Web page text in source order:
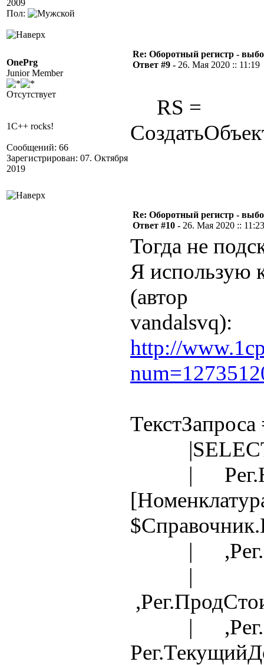
2009
Пол:
OnePrg
Junior Member
Отсутствует
1C++ rocks!
Сообщений: 66
Зарегистрирован: 07. Октября
2019
Re: Оборотный регистр -
Ответ #9 - 26. Мая 2020 :: 11:19
RS =
Re: Оборотный регистр -
Ответ #10 - 26. Мая 2020 :: 11:23
Тогда не
Я использую
(автор
vandalsvq):
http://
ТекстЗапроса
|
|
|
|